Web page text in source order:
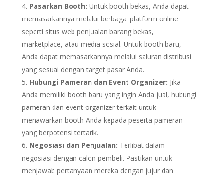
Pasarkan Booth: Untuk booth bekas, Anda dapat
memasarkannya melalui berbagai platform online
seperti situs web penjualan barang bekas,
marketplace, atau media sosial. Untuk booth baru,
Anda dapat memasarkannya melalui saluran distribusi
yang sesuai dengan target pasar Anda.
Hubungi Pameran dan Event Organizer: Jika
Anda memiliki booth baru yang ingin Anda jual, hubungi
pameran dan event organizer terkait untuk
menawarkan booth Anda kepada peserta pameran
yang berpotensi tertarik.
Negosiasi dan Penjualan: Terlibat dalam
negosiasi dengan calon pembeli. Pastikan untuk
menjawab pertanyaan mereka dengan jujur dan